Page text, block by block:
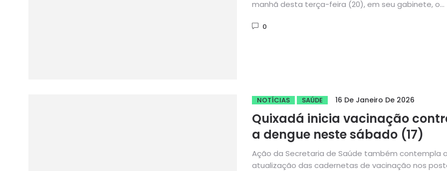
manhã desta terça-feira (20), em seu gabinete, o
0
NOTÍCIAS SAÚDE 16 De Janeiro De 2026
Quixadá inicia vacinação
a dengue neste sábado (17)
Ação da Secretaria de Saúde também contempla
atualização das cadernetas de vacinação nos